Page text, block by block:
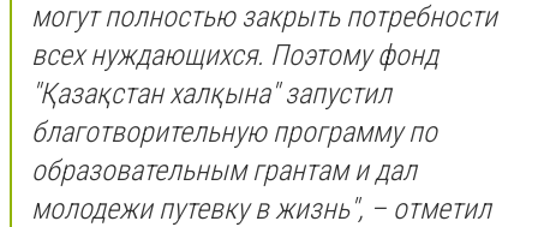
могут полностью закрыть потребности
всех нуждающихся. Поэтому фонд
"Қазақстан халқына" запустил
благотворительную программу по
образовательным грантам и дал
молодежи путевку в жизнь", – отметил